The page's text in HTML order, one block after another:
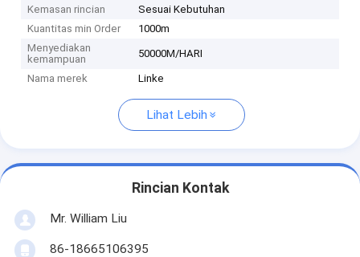
Kemasan rincian
Sesuai Kebutuhan
Kuantitas min Order
1000m
Menyediakan
kemampuan
50000M/HARI
Nama merek Linke
Lihat Lebih
Rincian Kontak
Mr. William Liu
86-18665106395